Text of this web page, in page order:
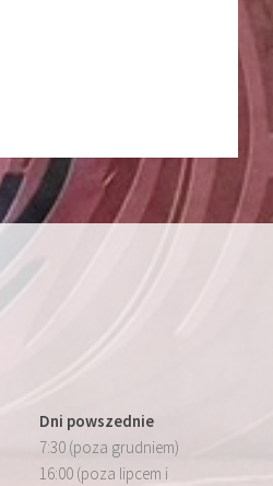
Dni powszednie
7:30 (poza grudniem)
16:00 (poza lipcem i